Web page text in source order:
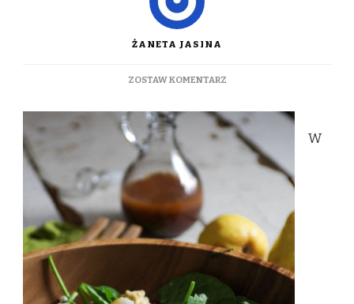
ŻANETA JASINA
ZOSTAW KOMENTARZDO
GRANATEM
SEREM
PLEŚNIOWYM
W